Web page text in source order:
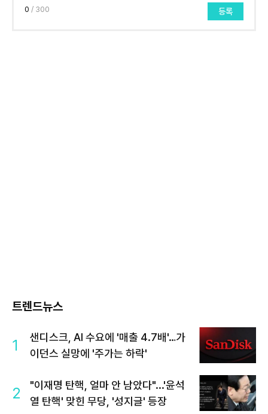
0 / 300 등록
트렌드뉴스
1
샌디스크, AI 수요에 '매출 4.7배'…가
이던스 실망에 '주가는 하락'
2
"이재명 탄핵, 얼마 안 남았다"...'윤석
열 탄핵' 맞힌 무당, '성지글' 등장